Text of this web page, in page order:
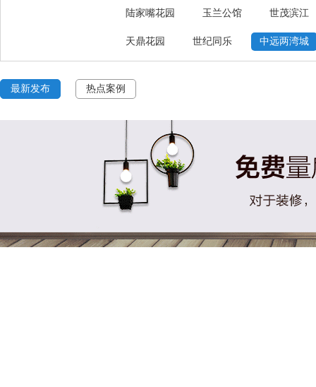
陆家嘴花园 玉兰公馆 世茂滨江
天鼎花园 世纪同乐 中远两湾城
最新发布 热点案例